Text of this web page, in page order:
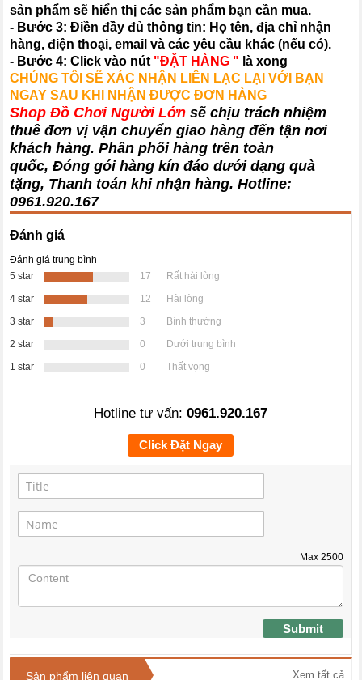
sản phẩm sẽ hiển thị các sản phẩm bạn cần mua.
- Bước 3: Điền đầy đủ thông tin: Họ tên, địa chỉ nhận
hàng, điện thoại, email và các yêu cầu khác (nếu có).
- Bước 4: Click vào nút "ĐẶT HÀNG " là xong
CHÚNG TÔI SẼ XÁC NHẬN LIÊN LẠC LẠI VỚI BẠN
NGAY SAU KHI NHẬN ĐƯỢC ĐƠN HÀNG
Shop Đồ Chơi Người Lớn sẽ chịu trách nhiệm
thuê đơn vị vận chuyển giao hàng đến tận nơi
khách hàng. Phân phối hàng trên toàn
quốc, Đóng gói hàng kín đáo dưới dạng quà
tặng, Thanh toán khi nhận hàng. Hotline:
0961.920.167
Đánh giá
Đánh giá trung bình
5 star
17
Rất hài lòng
4 star
12
Hài lòng
3 star
3
Bình thường
2 star
0
Dưới trung bình
1 star
0 Thất vọng
Hotline tư vấn: 0961.920.167
Click Đặt Ngay
Max 2500
Submit
Sản phẩm liên quan Xem tất cả